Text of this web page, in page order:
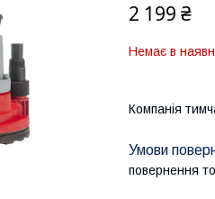
2 199 ₴
Немає в
Компанія
повернення